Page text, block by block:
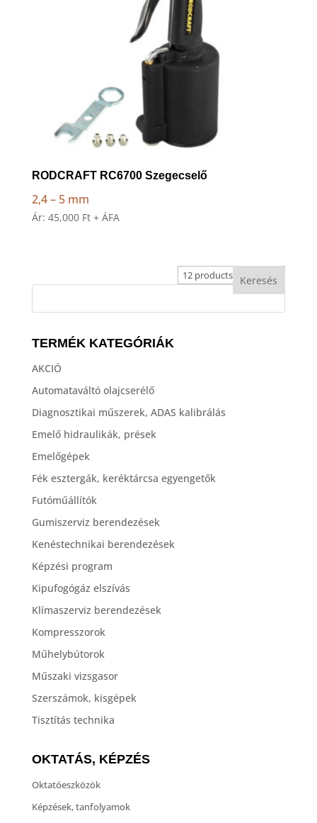
RODCRAFT RC6700 Szegecselő
2,4 – 5 mm
Ár: 45,000 Ft + ÁFA
TERMÉK KATEGÓRIÁK
AKCIÓ
Automataváltó olajcserélő
Diagnosztikai műszerek, ADAS kalibrálás
Emelő hidraulikák, prések
Emelőgépek
Fék esztergák, keréktárcsa egyengetők
Futóműállítók
Gumiszerviz berendezések
Kenéstechnikai berendezések
Képzési program
Kipufogógáz elszívás
Klímaszerviz berendezések
Kompresszorok
Műhelybútorok
Műszaki vizsgasor
Szerszámok, kisgépek
Tisztítás technika
OKTATÁS, KÉPZÉS
Oktatóeszközök
Képzések, tanfolyamok